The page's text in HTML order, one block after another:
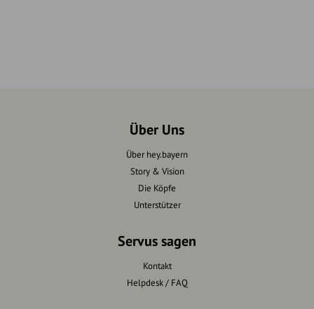
Über Uns
Über hey.bayern
Story & Vision
Die Köpfe
Unterstützer
Servus sagen
Kontakt
Helpdesk / FAQ